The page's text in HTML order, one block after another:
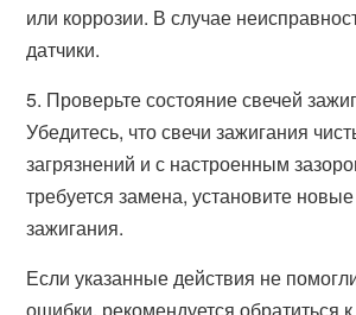
или коррозии. В случае
датчики.
5. Проверьте состояние свечей
Убедитесь, что свечи зажигания
загрязнений и с настроенным
требуется замена, установите
зажигания.
Если указанные действия не